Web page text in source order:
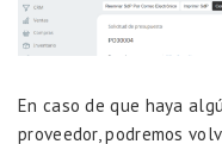
En caso de que haya
proveedor, podremos